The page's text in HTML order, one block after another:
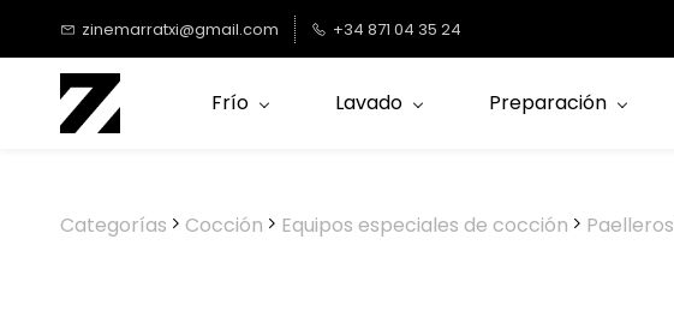
contenido
principal
zinemarratxi@gmail.com +34 871 04 35 24
Frío Lavado Preparación
Categorías Cocción Equipos especiales de cocción Paelleros